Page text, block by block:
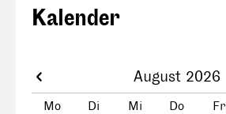
Kalender
August 2026
Mo Di Mi Do Fr